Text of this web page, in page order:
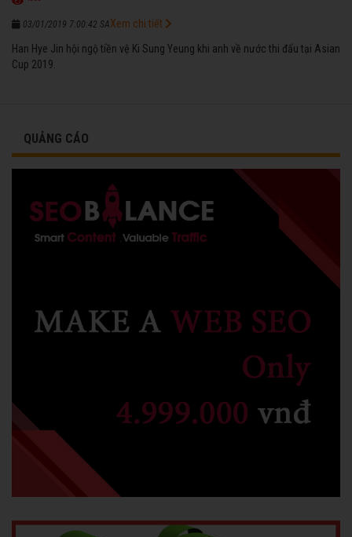
03/01/2019 7:00:42 SA
Han Hye Jin hội ngộ tiền vệ Ki Sung Yeung khi anh về nước thi đấu tại Asian
Cup 2019.
Xem chi tiết
QUẢNG CÁO